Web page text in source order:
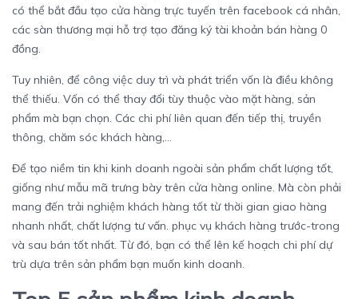
có thể bắt đầu tạo cửa hàng trực tuyến trên facebook cá nhân,
các sàn thương mại hỗ trợ tạo đăng ký tài khoản bán hàng 0
đồng.
Tuy nhiên, để công việc duy trì và phát triển vốn là điều không
thể thiếu. Vốn có thể thay đổi tùy thuộc vào mặt hàng, sản
phẩm mà bạn chọn. Các chi phí liên quan đến tiếp thị, truyền
thông, chăm sóc khách hàng,…
Để tạo niềm tin khi kinh doanh ngoài sản phẩm chất lượng tốt,
giống như mẫu mã trưng bày trên cửa hàng online. Mà còn phải
mang đến trải nghiệm khách hàng tốt từ thời gian giao hàng
nhanh nhất, chất lượng tư vấn. phục vụ khách hàng trước-trong
và sau bán tốt nhất. Từ đó, bạn có thể lên kế hoạch chi phí dự
trù dựa trên sản phẩm bạn muốn kinh doanh.